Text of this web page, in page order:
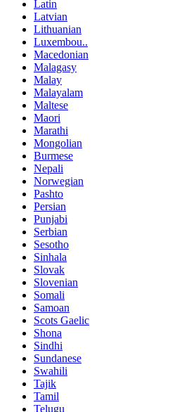
Latin
Latvian
Lithuanian
Luxembou..
Macedonian
Malagasy
Malay
Malayalam
Maltese
Maori
Marathi
Mongolian
Burmese
Nepali
Norwegian
Pashto
Persian
Punjabi
Serbian
Sesotho
Sinhala
Slovak
Slovenian
Somali
Samoan
Scots Gaelic
Shona
Sindhi
Sundanese
Swahili
Tajik
Tamil
Telugu